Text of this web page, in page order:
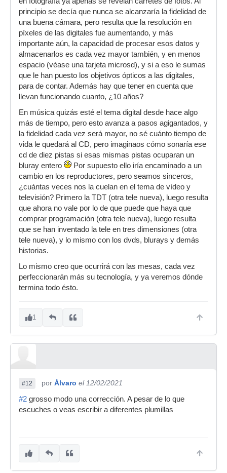
principio se decía que nunca se alcanzaría la fidelidad de
una buena cámara, pero resulta que la resolución en
píxeles de las digitales fue aumentando, y más
importante aún, la capacidad de procesar esos datos y
almacenarlos es cada vez mayor también, y en menos
espacio (véase una tarjeta microsd), y si a eso le sumas
que le han puesto los objetivos ópticos a las digitales,
para de contar. Además hay que tener en cuenta que
llevan funcionando cuanto, ¿10 años?
En música quizás esté el tema digital desde hace algo
más de tiempo, pero esto avanza a pasos agigantados, y
la fidelidad cada vez será mayor, no sé cuánto tiempo de
vida le quedará al CD, pero imaginaos cómo sonaría ese
cd de diez pistas si esas mismas pistas ocuparan un
bluray entero
Por supuesto ello iría encaminado a un
cambio en los reproductores, pero seamos sinceros,
¿cuántas veces nos la cuelan en el tema de vídeo y
televisión? Primero la TDT (otra tele nueva), luego resulta
que ahora no vale por lo de que puede que haya que
comprar programación (otra tele nueva), luego resulta
que se han inventado la tele en tres dimensiones (otra
tele nueva), y lo mismo con los dvds, blurays y demás
historias.
Lo mismo creo que ocurrirá con las mesas, cada vez
perfeccionarán más su tecnología, y ya veremos dónde
termina todo ésto.
1
#12 por Álvaro el 12/02/2021
#2 grosso modo una corrección. A pesar de lo que
escuches o veas escribir a diferentes plumillas